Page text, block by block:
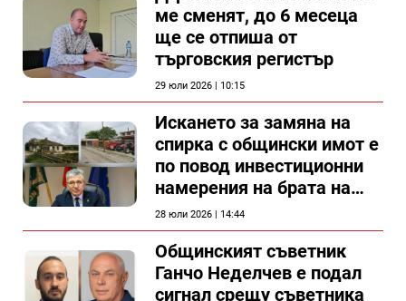
ме сменят, до 6 месеца
ще се отпиша от
търговския регистър
29 юли 2026 | 10:15
Искането за замяна на
спирка с общински имот е
по повод инвестиционни
намерения на брата на
председателя на
Общински съвет Силистра
28 юли 2026 | 14:44
Общинският съветник
Ганчо Неделчев е подал
сигнал срещу съветника